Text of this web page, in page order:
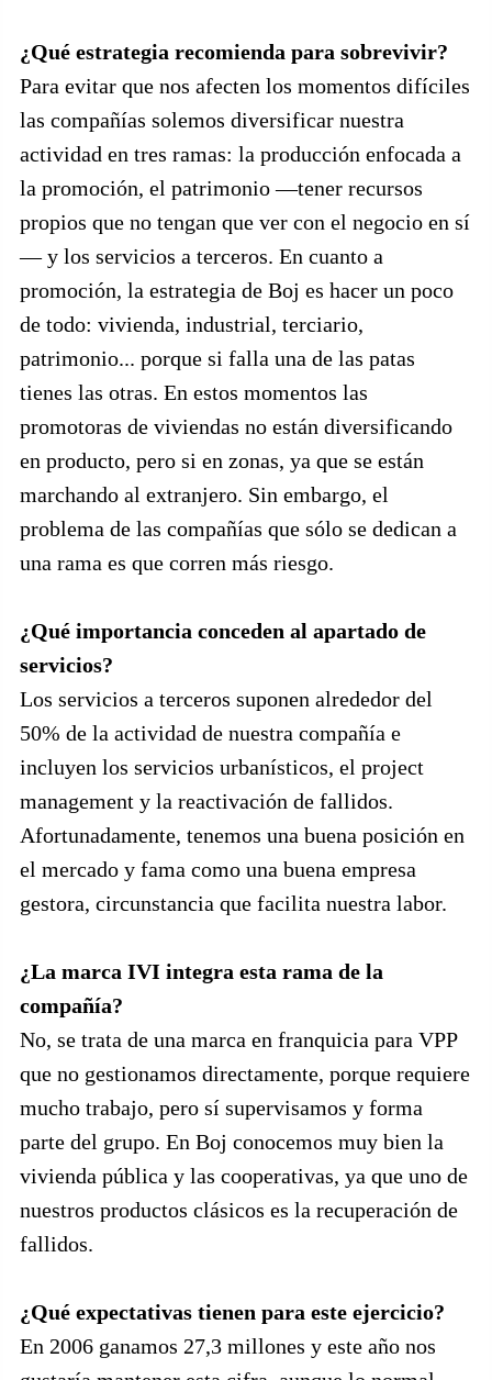
¿Qué estrategia recomienda para sobrevivir?
Para evitar que nos afecten los momentos difíciles
las compañías solemos diversificar nuestra
actividad en tres ramas: la producción enfocada a
la promoción, el patrimonio —tener recursos
propios que no tengan que ver con el negocio en sí
— y los servicios a terceros. En cuanto a
promoción, la estrategia de Boj es hacer un poco
de todo: vivienda, industrial, terciario,
patrimonio... porque si falla una de las patas
tienes las otras. En estos momentos las
promotoras de viviendas no están diversificando
en producto, pero si en zonas, ya que se están
marchando al extranjero. Sin embargo, el
problema de las compañías que sólo se dedican a
una rama es que corren más riesgo.
¿Qué importancia conceden al apartado de
servicios?
Los servicios a terceros suponen alrededor del
50% de la actividad de nuestra compañía e
incluyen los servicios urbanísticos, el project
management y la reactivación de fallidos.
Afortunadamente, tenemos una buena posición en
el mercado y fama como una buena empresa
gestora, circunstancia que facilita nuestra labor.
¿La marca IVI integra esta rama de la
compañía?
No, se trata de una marca en franquicia para VPP
que no gestionamos directamente, porque requiere
mucho trabajo, pero sí supervisamos y forma
parte del grupo. En Boj conocemos muy bien la
vivienda pública y las cooperativas, ya que uno de
nuestros productos clásicos es la recuperación de
fallidos.
¿Qué expectativas tienen para este ejercicio?
En 2006 ganamos 27,3 millones y este año nos